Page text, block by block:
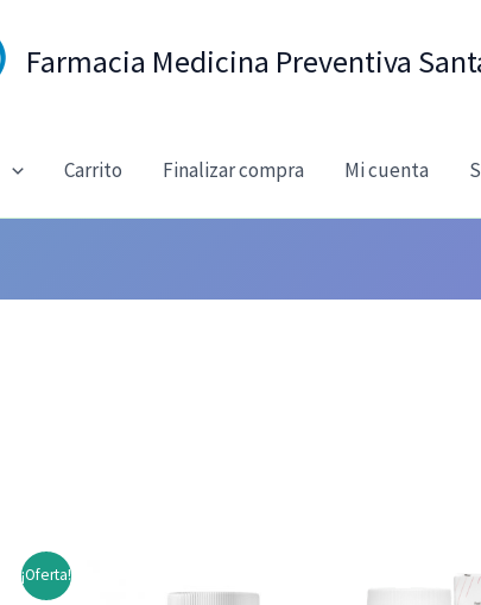
Farmacia Medicina Preventiva
Carrito Finalizar compra Mi cuenta
¡Oferta!